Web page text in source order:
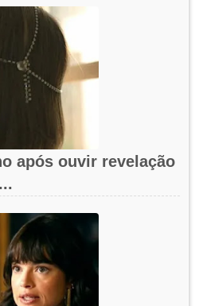
após ouvir revelação